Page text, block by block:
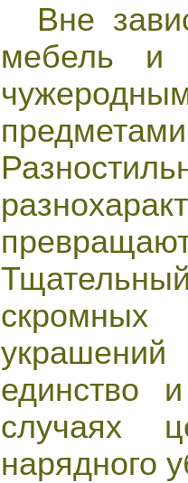
Вне
мебель и
единство
случаях
нарядного